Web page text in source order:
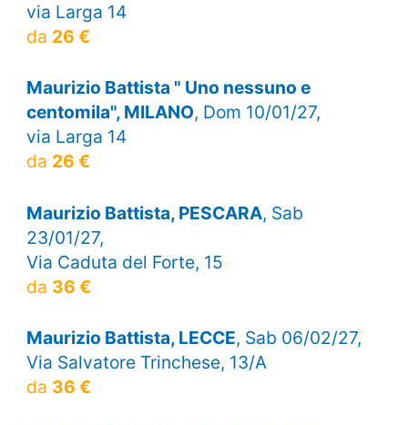
via Larga 14
da 26 €
Maurizio Battista " Uno nessuno e
centomila", MILANO, Dom 10/01/27,
via Larga 14
da 26 €
Maurizio Battista, PESCARA, Sab
23/01/27,
Via Caduta del Forte, 15
da 36 €
Maurizio Battista, LECCE, Sab 06/02/27,
Via Salvatore Trinchese, 13/A
da 36 €